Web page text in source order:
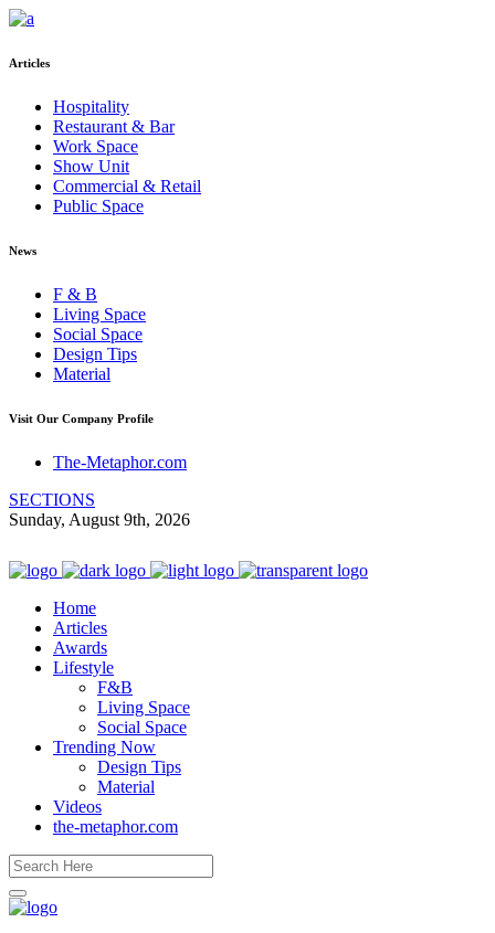
Articles
Hospitality
Restaurant & Bar
Work Space
Show Unit
Commercial & Retail
Public Space
News
F & B
Living Space
Social Space
Design Tips
Material
Visit Our Company Profile
The-Metaphor.com
SECTIONS
Sunday, August 9th, 2026
Home
Articles
Awards
Lifestyle
F&B
Living Space
Social Space
Trending Now
Design Tips
Material
Videos
the-metaphor.com